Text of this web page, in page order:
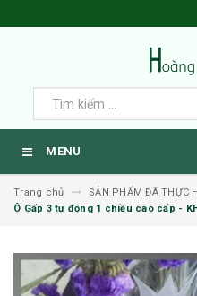
MENU
Trang chủ
SẢN PHẨM ĐÃ THỰC
Ô Gấp 3 tự động 1 chiều cao cấp -